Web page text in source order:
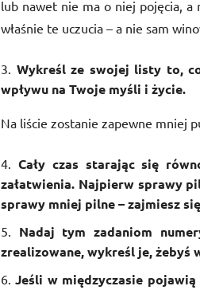
lub nawet nie ma o niej pojęcia,
właśnie te uczucia – a nie sam
Wykreśl ze swojej listy to,
wpływu na Twoje myśli i życie.
Na liście zostanie zapewne mniej
Cały czas starając się
załatwienia. Najpierw sprawy
sprawy mniej pilne – zajmiesz
Nadaj tym zadaniom
zrealizowane, wykreśl je, żebyś
Jeśli w międzyczasie